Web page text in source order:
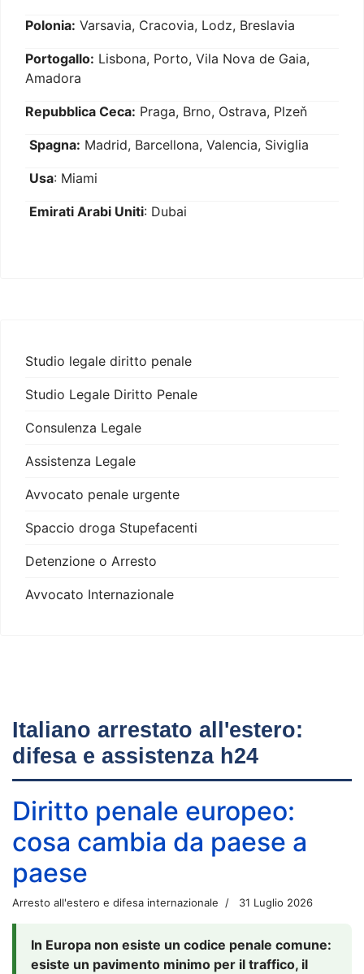
Polonia: Varsavia, Cracovia, Lodz, Breslavia
Portogallo: Lisbona, Porto, Vila Nova de Gaia,
Amadora
Repubblica Ceca: Praga, Brno, Ostrava, Plzeň
Spagna: Madrid, Barcellona, Valencia, Siviglia
Usa: Miami
Emirati Arabi Uniti: Dubai
Studio legale diritto penale
Studio Legale Diritto Penale
Consulenza Legale
Assistenza Legale
Avvocato penale urgente
Spaccio droga Stupefacenti
Detenzione o Arresto
Avvocato Internazionale
Italiano arrestato all'estero:
difesa e assistenza h24
Diritto penale europeo:
cosa cambia da paese a
paese
Arresto all'estero e difesa internazionale 31 Luglio 2026
In Europa non esiste un codice penale comune:
esiste un pavimento minimo per il traffico, il